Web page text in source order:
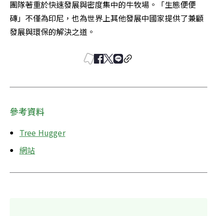
團隊著重於快速發展與密度集中的牛牧場。「生態便便
磚」不僅為印尼，也為世界上其他發展中國家提供了兼顧
發展與環保的解決之道。
參考資料
Tree Hugger
網站